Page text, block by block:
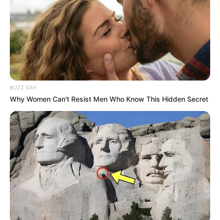
Découvrez le Cheval du jour
BUZZ DAY
Why Women Can't Resist Men Who Know This Hidden Secret